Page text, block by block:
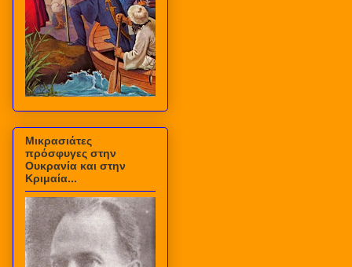
Μικρασιάτες
πρόσφυγες στην
Ουκρανία και στην
Κριμαία...